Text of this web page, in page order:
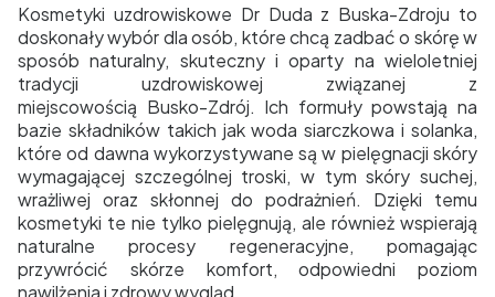
Kosmetyki uzdrowiskowe Dr Duda z Buska-Zdroju to
doskonały wybór dla osób, które chcą zadbać o skórę w
sposób naturalny, skuteczny i oparty na wieloletniej
tradycji uzdrowiskowej związanej z
miejscowością Busko-Zdrój. Ich formuły powstają na
bazie składników takich jak woda siarczkowa i solanka,
które od dawna wykorzystywane są w pielęgnacji skóry
wymagającej szczególnej troski, w tym skóry suchej,
wrażliwej oraz skłonnej do podrażnień. Dzięki temu
kosmetyki te nie tylko pielęgnują, ale również wspierają
naturalne procesy regeneracyjne, pomagając
przywrócić skórze komfort, odpowiedni poziom
nawilżenia i zdrowy wygląd.